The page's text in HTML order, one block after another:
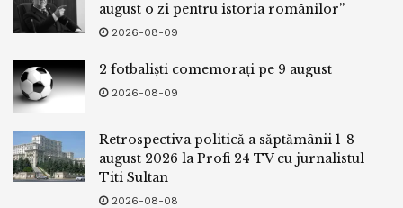
august o zi pentru istoria românilor”
2026-08-09
2 fotbaliști comemorați pe 9 august
2026-08-09
Retrospectiva politică a săptămânii 1-8
august 2026 la Profi 24 TV cu jurnalistul
Titi Sultan
2026-08-08